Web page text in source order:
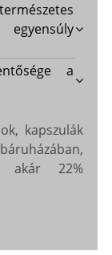
a
kapszulák
akár 22%